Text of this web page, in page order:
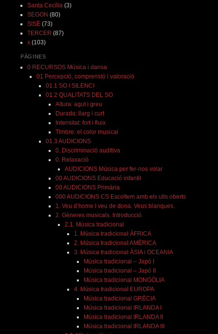
Santa Cecília (3)
SEGON (80)
SISÈ(73)
TERCER (87)
x(103)
PÀGINES
0 RECURSOS Música i dansa
01 Percepció, comprensió i valoració
01.1 SO I SILENCI
01.2 QUALITATS DEL SO
Altura: agut i greu
Durada: llarg i curt
Intensitat: fort i fluix
Timbre: el color musical
01.3 AUDICIONS
0. Discriminació auditiva
0. Relaxació
AUDICIONS Música per fer-nos volar
00 AUDICIONS Educació infantil
00 AUDICIONS Primària
000 AUDICIONS CS Escoltem amb els ulls oberts
1. Veu d’home i veu de dona. Veus blanques.
2. Gèneres musicals. Introducció.
2.1. Música tradicional
1. Música tradicional ÀFRICA
2. Música tradicional AMÈRICA
3. Música tradicional ÀSIA i OCEANIA
Música tradicional – Japó I
Música tradicional – Japó II
Música tradicional MONGÒLIA
4. Música tradicional EUROPA
Música tradicional GRÈCIA
Música tradicional IRLANDA I
Música tradicional IRLANDA II
Música tradicional IRLANDA III